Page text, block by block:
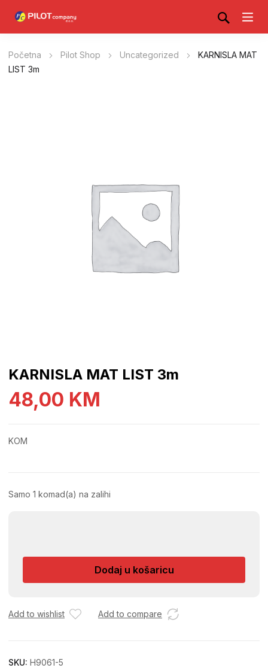
Početna Pilot Shop Uncategorized
KARNISLA MAT
LIST 3m
KARNISLA MAT LIST 3m
48,00 KM
KOM
Samo 1 komad(a) na zalihi
LIST
količina
Dodaj u košaricu
Add to wishlist Add to compare
SKU: H9061-5